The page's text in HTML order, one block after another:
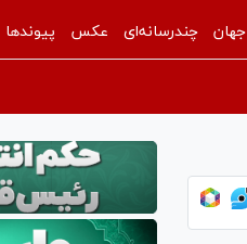
جهان چندرسانه‌ای عکس پیوندها